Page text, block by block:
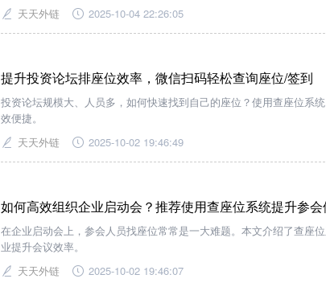
天天外链 2025-10-04 22:26:05
提升投资论坛排座位效率，微信扫码轻松查询座位/签到
投资论坛规模大、人员多，如何快速找到自己的座位？使用查座位系
效便捷。
天天外链
2025-10-02 19:46:49
如何高效组织企业启动会？推荐使用查座位系统提升参
在企业启动会上，参会人员找座位常常是一大难题。本文介绍了查座
业提升会议效率。
天天外链
2025-10-02 19:46:07